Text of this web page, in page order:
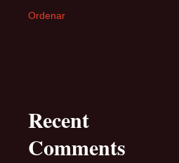
Ordenar
Recent
Comments